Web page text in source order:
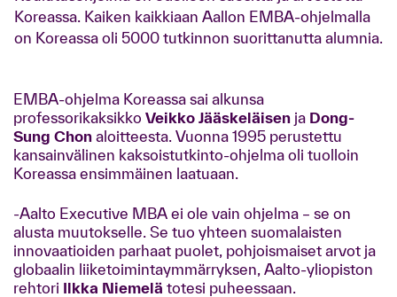
Koreassa. Kaiken kaikkiaan Aallon EMBA-ohjelmalla
on Koreassa oli 5000 tutkinnon suorittanutta alumnia.
EMBA-ohjelma Koreassa sai alkunsa
professorikaksikko Veikko Jääskeläisen ja Dong-
Sung Chon aloitteesta. Vuonna 1995 perustettu
kansainvälinen kaksoistutkinto-ohjelma oli tuolloin
Koreassa ensimmäinen laatuaan.
-Aalto Executive MBA ei ole vain ohjelma – se on
alusta muutokselle. Se tuo yhteen suomalaisten
innovaatioiden parhaat puolet, pohjoismaiset arvot ja
globaalin liiketoimintaymmärryksen, Aalto-yliopiston
rehtori Ilkka Niemelä totesi puheessaan.